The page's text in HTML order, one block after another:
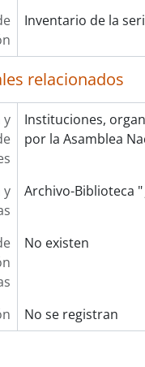
Inventario de la
relacionados
y
Instituciones,
por la Asamblea
y
Archivo-Biblioteca
No existen
No se registran